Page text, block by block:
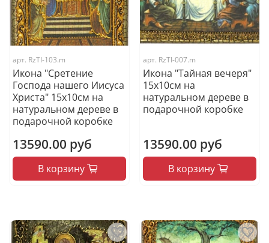
арт. RzTI-103.m
Икона "Сретение
Господа нашего Иисуса
Христа" 15х10см на
натуральном дереве в
подарочной коробке
13590.00 руб
В корзину
арт. RzTI-007.m
Икона "Тайная вечеря"
15х10см на
натуральном дереве в
подарочной коробке
13590.00 руб
В корзину